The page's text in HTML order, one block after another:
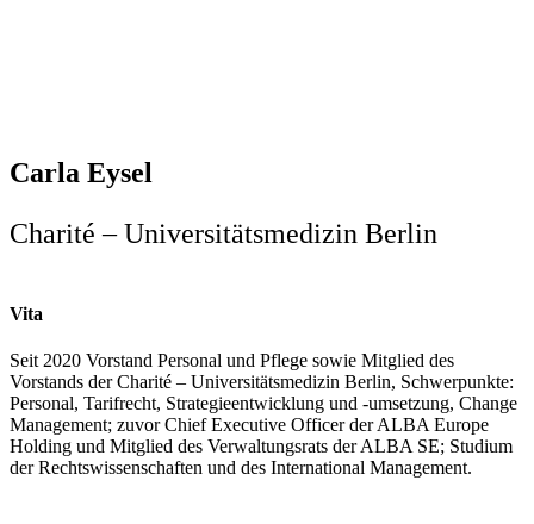
Carla Eysel
Charité – Universitätsmedizin Berlin
Vita
Seit 2020 Vorstand Personal und Pflege sowie Mitglied des
Vorstands der Charité – Universitätsmedizin Berlin, Schwerpunkte:
Personal, Tarifrecht, Strategieentwicklung und -umsetzung, Change
Management; zuvor Chief Executive Officer der ALBA Europe
Holding und Mitglied des Verwaltungsrats der ALBA SE; Studium
der Rechtswissenschaften und des International Management.